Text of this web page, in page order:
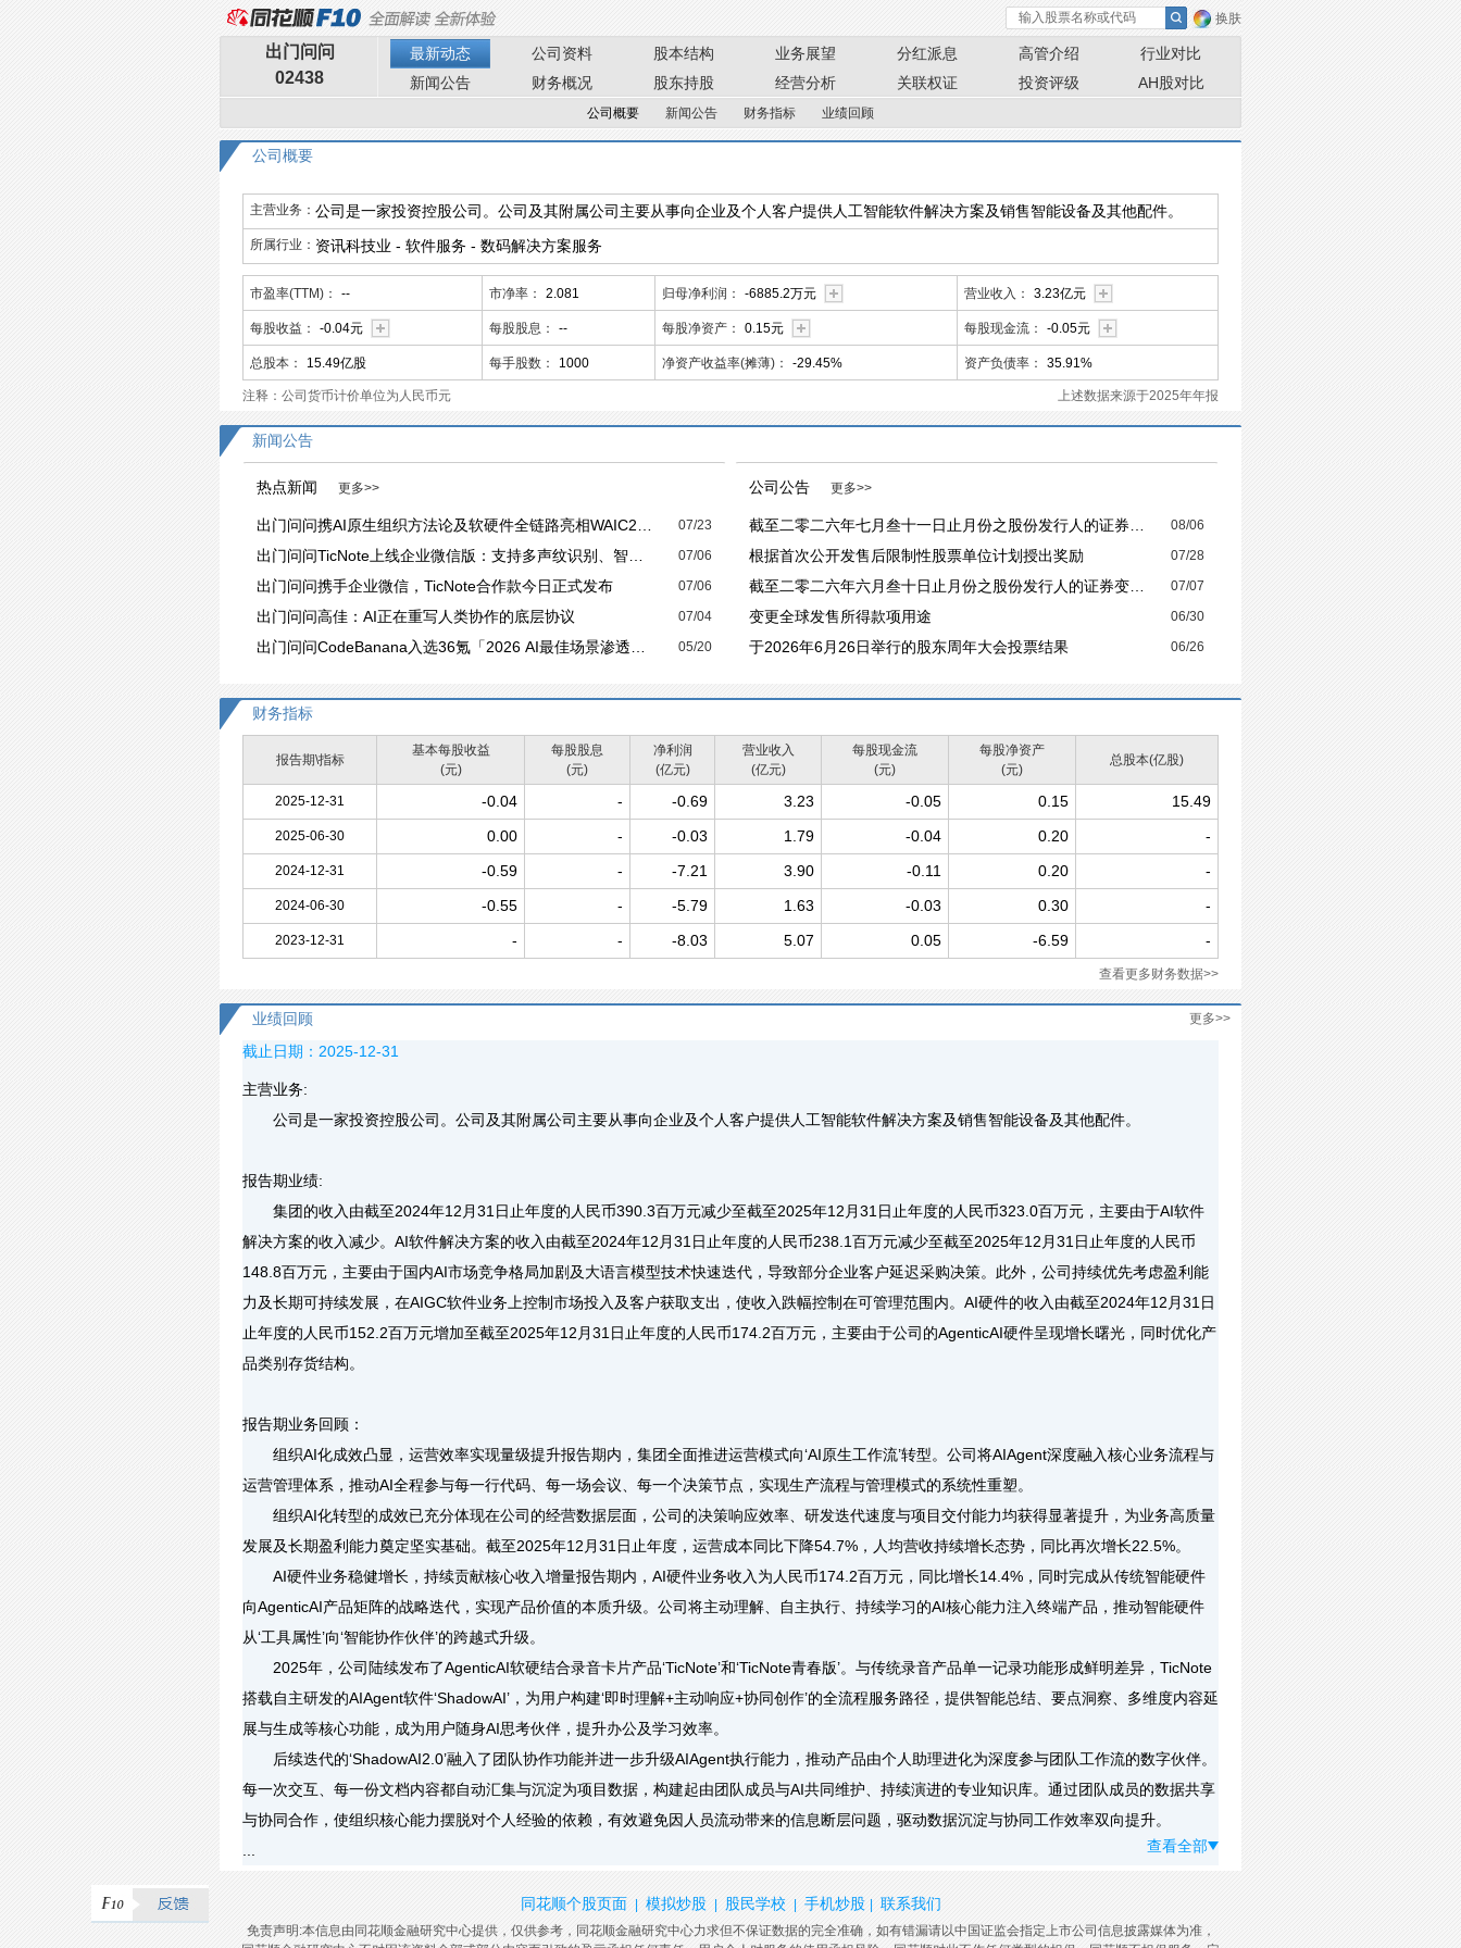
换肤
出门问问
02438
最新动态 公司资料 股本结构 业务展望 分红派息 高管介绍
行业对比
新闻公告
财务概况 股东持股 经营分析 关联权证 投资评级 AH股对比
公司概要 新闻公告 财务指标 业绩回顾
公司概要
主营业务： 公司是一家投资控股公司。公司及其附属公司主要从事向企业及个人客户提供人工智能软件解决方案及销售智能设备及其他配件。
所属行业： 资讯科技业 - 软件服务 - 数码解决方案服务
市盈率(TTM)： -- 市净率： 2.081 归母净利润： -6885.2万元 营业收入： 3.23亿元
每股收益： -0.04元 每股股息： -- 每股净资产： 0.15元 每股现金流： -0.05元
总股本： 15.49亿股 每手股数： 1000 净资产收益率(摊薄)： -29.45% 资产负债率： 35.91%
注释：公司货币计价单位为人民币元 上述数据来源于2025年年报
新闻公告
热点新闻 更多>>
07/23
出门问问携AI原生组织方法论及软硬件全链路亮相WAIC2026
07/06
出门问问TicNote上线企业微信版：支持多声纹识别、智能摘要与安全快传
07/06
出门问问携手企业微信，TicNote合作款今日正式发布
07/04
出门问问高佳：AI正在重写人类协作的底层协议
05/20
出门问问CodeBanana入选36氪「2026 AI最佳场景渗透案例」：AI协作从工具走向组织操作系统
公司公告 更多>>
08/06
截至二零二六年七月叁十一日止月份之股份发行人的证券变动月报表
07/28
根据首次公开发售后限制性股票单位计划授出奖励
07/07
截至二零二六年六月叁十日止月份之股份发行人的证券变动月报表
06/30
变更全球发售所得款项用途
06/26
于2026年6月26日举行的股东周年大会投票结果
财务指标
报告期\指标
基本每股收益
(元)
每股股息
(元)
净利润
(亿元)
营业收入
(亿元)
每股现金流
(元)
每股净资产
(元)
总股本(亿股)
2025-12-31 -0.04 - -0.69 3.23 -0.05 0.15 15.49
2025-06-30 0.00 - -0.03 1.79 -0.04 0.20 -
2024-12-31 -0.59 - -7.21 3.90 -0.11 0.20 -
2024-06-30 -0.55 - -5.79 1.63 -0.03 0.30 -
2023-12-31 - - -8.03 5.07 0.05 -6.59 -
查看更多财务数据>>
业绩回顾 更多>>
截止日期：2025-12-31
主营业务:
公司是一家投资控股公司。公司及其附属公司主要从事向企业及个人客户提供人工智能软件解决方案及销售智能设备及其他配件。
报告期业绩:
集团的收入由截至2024年12月31日止年度的人民币390.3百万元减少至截至2025年12月31日止年度的人民币323.0百万元，主要由于AI软件
解决方案的收入减少。AI软件解决方案的收入由截至2024年12月31日止年度的人民币238.1百万元减少至截至2025年12月31日止年度的人民币
148.8百万元，主要由于国内AI市场竞争格局加剧及大语言模型技术快速迭代，导致部分企业客户延迟采购决策。此外，公司持续优先考虑盈利能
力及长期可持续发展，在AIGC软件业务上控制市场投入及客户获取支出，使收入跌幅控制在可管理范围内。AI硬件的收入由截至2024年12月31日
止年度的人民币152.2百万元增加至截至2025年12月31日止年度的人民币174.2百万元，主要由于公司的AgenticAI硬件呈现增长曙光，同时优化产
品类别存货结构。
报告期业务回顾：
组织AI化成效凸显，运营效率实现量级提升报告期内，集团全面推进运营模式向‘AI原生工作流’转型。公司将AIAgent深度融入核心业务流程与
运营管理体系，推动AI全程参与每一行代码、每一场会议、每一个决策节点，实现生产流程与管理模式的系统性重塑。
组织AI化转型的成效已充分体现在公司的经营数据层面，公司的决策响应效率、研发迭代速度与项目交付能力均获得显著提升，为业务高质量
发展及长期盈利能力奠定坚实基础。截至2025年12月31日止年度，运营成本同比下降54.7%，人均营收持续增长态势，同比再次增长22.5%。
AI硬件业务稳健增长，持续贡献核心收入增量报告期内，AI硬件业务收入为人民币174.2百万元，同比增长14.4%，同时完成从传统智能硬件
向AgenticAI产品矩阵的战略迭代，实现产品价值的本质升级。公司将主动理解、自主执行、持续学习的AI核心能力注入终端产品，推动智能硬件
从‘工具属性’向‘智能协作伙伴’的跨越式升级。
2025年，公司陆续发布了AgenticAI软硬结合录音卡片产品‘TicNote’和‘TicNote青春版’。与传统录音产品单一记录功能形成鲜明差异，TicNote
搭载自主研发的AIAgent软件‘ShadowAI’，为用户构建‘即时理解+主动响应+协同创作’的全流程服务路径，提供智能总结、要点洞察、多维度内容延
展与生成等核心功能，成为用户随身AI思考伙伴，提升办公及学习效率。
后续迭代的‘ShadowAI2.0’融入了团队协作功能并进一步升级AIAgent执行能力，推动产品由个人助理进化为深度参与团队工作流的数字伙伴。
每一次交互、每一份文档内容都自动汇集与沉淀为项目数据，构建起由团队成员与AI共同维护、持续演进的专业知识库。通过团队成员的数据共享
与协同合作，使组织核心能力摆脱对个人经验的依赖，有效避免因人员流动带来的信息断层问题，驱动数据沉淀与协同工作效率双向提升。
查看全部
同花顺个股页面 模拟炒股 股民学校 手机炒股 联系我们
免责声明:本信息由同花顺金融研究中心提供，仅供参考，同花顺金融研究中心力求但不保证数据的完全准确，如有错漏请以中国证监会指定上市公司信息披露媒体为准，